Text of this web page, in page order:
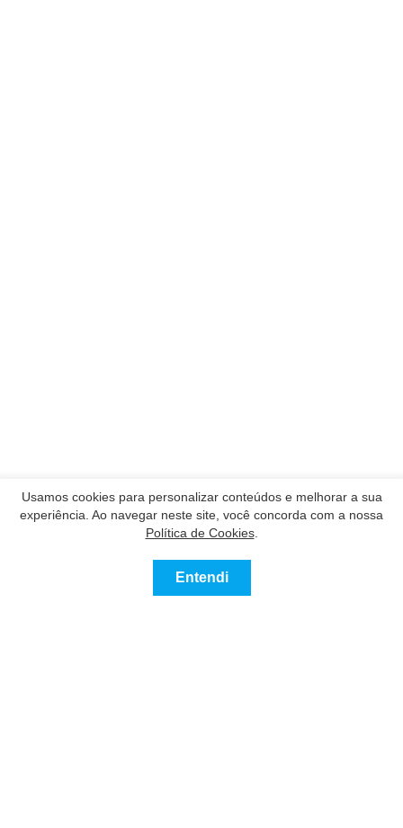
Usamos cookies para personalizar conteúdos e melhorar a sua
experiência. Ao navegar neste site, você concorda com a nossa
Política de Cookies.
Entendi